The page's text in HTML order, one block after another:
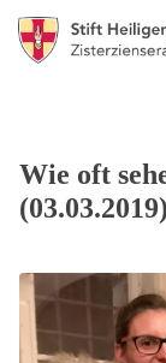
Wie oft
(03.03.2019)